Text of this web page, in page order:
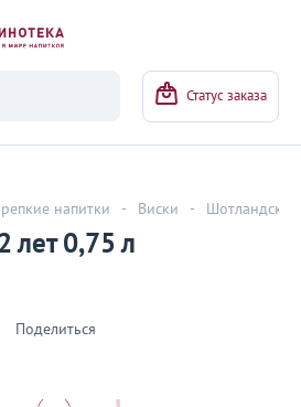
Статус заказа
напитки - Виски - Шотландский
лет 0,75 л
Поделиться